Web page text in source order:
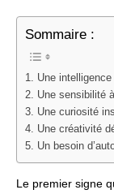
Sommaire :
1. Une
2. Une sensibilité
3. Une curiosité
4. Une créativité
5. Un besoin
Le premier signe